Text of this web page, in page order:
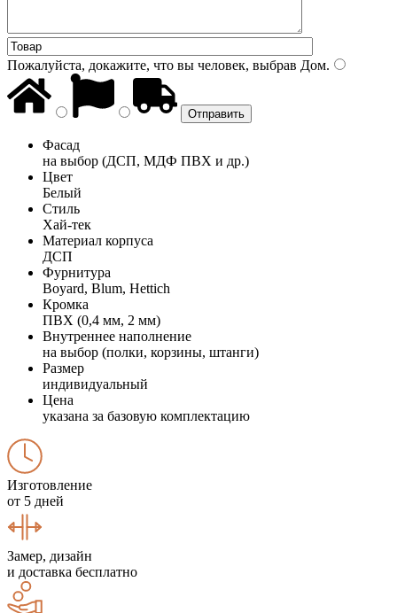
Пожалуйста, докажите, что вы человек, выбрав Дом.
Фасад
на выбор (ДСП, МДФ ПВХ и др.)
Цвет
Белый
Стиль
Хай-тек
Материал корпуса
ДСП
Фурнитура
Boyard, Blum, Hettich
Кромка
ПВХ (0,4 мм, 2 мм)
Внутреннее наполнение
на выбор (полки, корзины, штанги)
Размер
индивидуальный
Цена
указана за базовую комплектацию
Изготовление
от 5 дней
Замер, дизайн
и доставка бесплатно